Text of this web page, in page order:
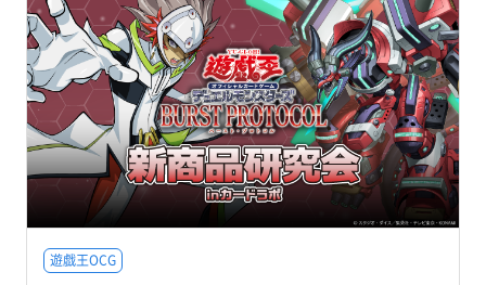
遊戯王OCG